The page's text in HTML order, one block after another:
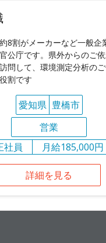
8割がメーカーなど一般企
公庁です。県外からのご
問して、環境測定分析の
割です
愛知県 豊橋市
営業
社員
月給185,000円
詳細を見る